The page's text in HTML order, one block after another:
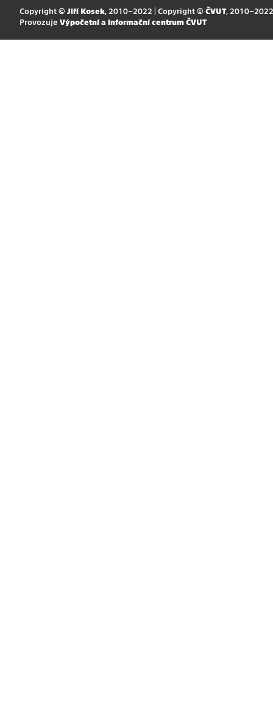
Copyright © Jiří Kosek, 2010–2022 | Copyright © ČVUT, 2010–2022
Provozuje Výpočetní a informační centrum ČVUT